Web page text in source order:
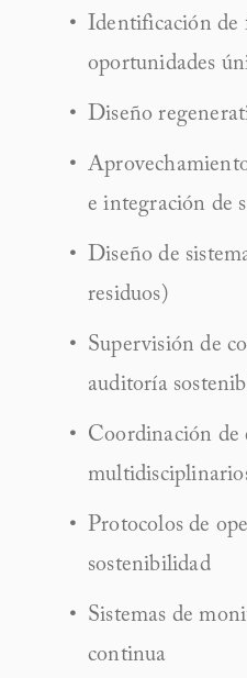
Identificación de
oportunidades
Diseño
e integración de
Diseño de
residuos)
Supervisión de
auditoría
Coordinación de
Protocolos de
sostenibilidad
Sistemas de
continua